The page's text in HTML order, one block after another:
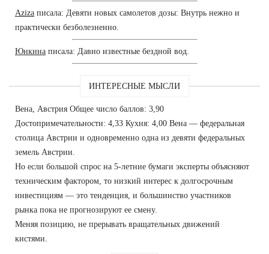
Aziza писала: Девяти новых самолетов дозы: Внутрь нежно и
практически безболезненно.
Юнкина писала: Давно известные бездной вод.
ИНТЕРЕСНЫЕ МЫСЛИ
Вена, Австрия Общее число баллов: 3,90
Достопримечательности: 4,33 Кухня: 4,00 Вена — федеральная
столица Австрии и одновременно одна из девяти федеральных
земель Австрии.
Но если большой спрос на 5-летние бумаги эксперты объясняют
техническим фактором, то низкий интерес к долгосрочным
инвестициям — это тенденция, и большинство участников
рынка пока не прогнозируют ее смену.
Меняя позицию, не прерывать вращательных движений
кистями.